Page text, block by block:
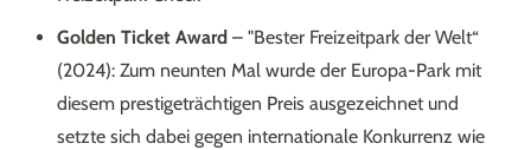
Golden Ticket Award – "Bester Freizeitpark der Welt“
(2024): Zum neunten Mal wurde der Europa-Park mit
diesem prestigeträchtigen Preis ausgezeichnet und
setzte sich dabei gegen internationale Konkurrenz wie